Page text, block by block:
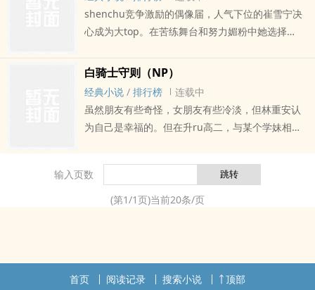
shenchu竞争激励的偶像届，人气下位的崔雪宁决
心成为大top。在苦练舞台和努力媚粉中她选择
但是为什么自己写的各zhongplay都在现实中实现
了？“我可没有在许愿啊！？”文雅辰：”当然是因为
我一直在追你的连载，笨dan！“心理扭曲的人气垫
底和表面温柔粉切黑、狂犬、PUA大师、三无少女
的贵luan故事。单个看1v1会略带纯ai，但总ti充满
routi伤害及jing神cao控qing节*部分qing节可能
会被认为职场霸凌*PUA大师及三无少女存在过接吻
行为，但无之上感qing线*大力欢迎留言，同时批
后，真的很欢迎留言，您的任何评论，讨论都是对
我的鼓励，所有留言都会回应
白骑士守则（NP）
经典小说 / 排行榜
连载中
虽然朋友有些奇怪，女朋友有些冷淡，但林重安认
为自己是幸福的。但在升ru高二，与某个学妹相遇
吗”X“要出轨的话，为什么只有我不可以”X“和我才是
两qing相悦吧”疑似恐同的年上女友，忠犬同级生，
偏执年下的修罗场。主角大部分时间都是受。*存在
输入页数
(第1/1页)当前20条/页
首页 阅读记录 搜索小说 顶部